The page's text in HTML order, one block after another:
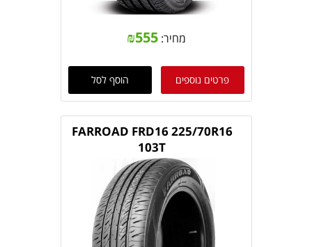
מחיר: ₪555
פרטים נוספים הוסף לסל
FARROAD FRD16 225/70R16
103T